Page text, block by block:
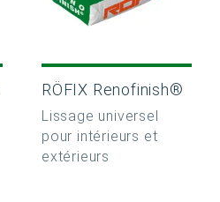
RÖFIX Renofinish®
Lissage universel
pour intérieurs et
extérieurs